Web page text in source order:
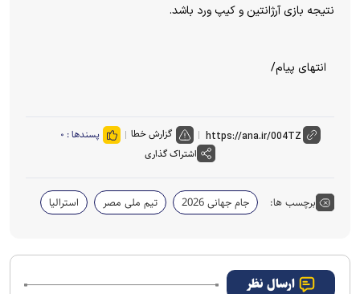
نتیجه بازی آرژانتین و کیپ ورد باشد.
انتهای پیام/
گزارش خطا پسندها : ۰
اشتراک گذاری
برچسب ها: جام جهانی 2026 تیم ملی مصر استرالیا
ارسال نظر